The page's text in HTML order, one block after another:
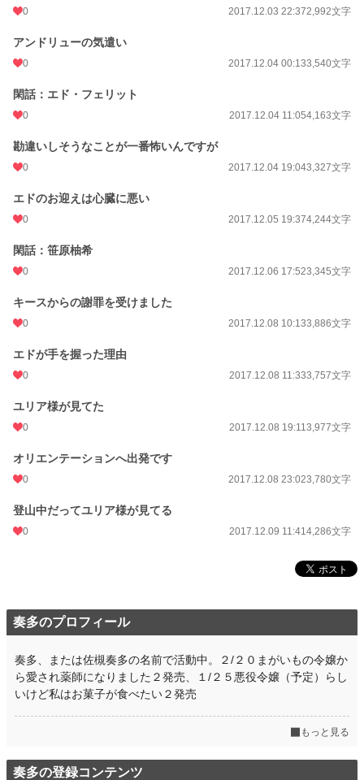
0 2017.12.03 22:372,992文字
アンドリューの気遣い
0 2017.12.04 00:133,540文字
閑話：エド・フェリット
0 2017.12.04 11:054,163文字
勘違いしそうなことが一番怖いんですが
0 2017.12.04 19:043,327文字
エドのお迎えは心臓に悪い
0 2017.12.05 19:374,244文字
閑話：笹原柚希
0 2017.12.06 17:523,345文字
キースからの謝罪を受けました
0 2017.12.08 10:133,886文字
エドが手を握った理由
0 2017.12.08 11:333,757文字
ユリア様が見てた
0 2017.12.08 19:113,977文字
オリエンテーションへ出発です
0 2017.12.08 23:023,780文字
登山中だってユリア様が見てる
0 2017.12.09 11:414,286文字
奏多のプロフィール
奏多、または佐槻奏多の名前で活動中。２/２０まがいもの令嬢か
ら愛され薬師になりました２発売、１/２５悪役令嬢（予定）らし
いけど私はお菓子が食べたい２発売
もっと見る
奏多の登録コンテンツ